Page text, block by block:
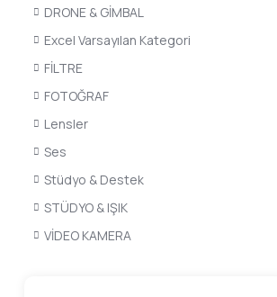
DRONE & GİMBAL
Excel Varsayılan Kategori
FİLTRE
FOTOĞRAF
Lensler
Ses
Stüdyo & Destek
STÜDYO & IŞIK
VİDEO KAMERA